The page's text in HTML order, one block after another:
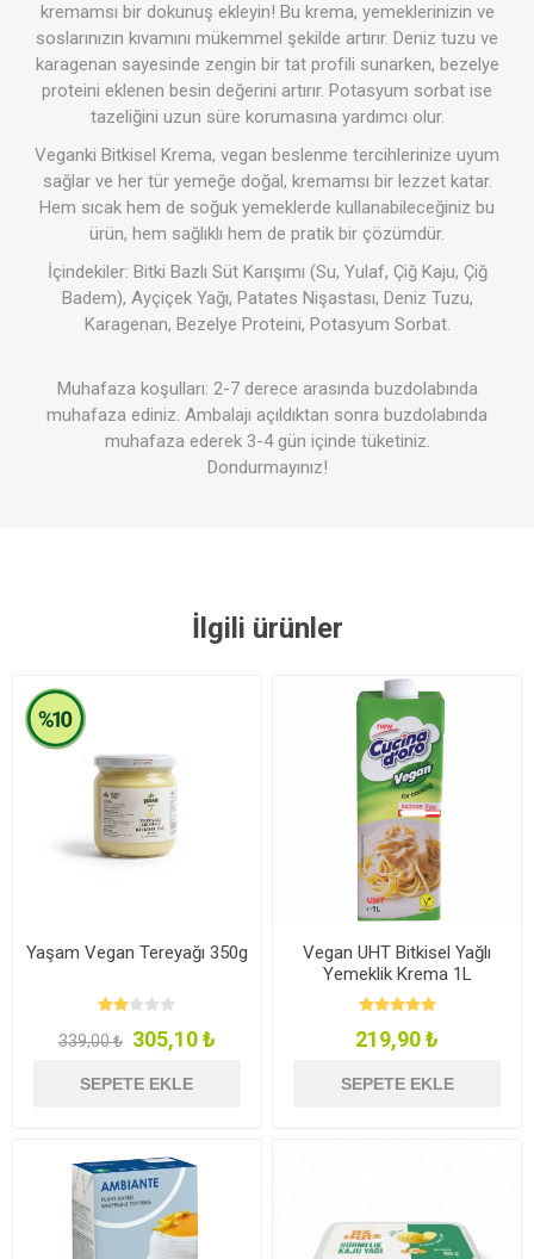
kremamsı bir dokunuş ekleyin! Bu krema, yemeklerinizin ve
soslarınızın kıvamını mükemmel şekilde artırır. Deniz tuzu ve
karagenan sayesinde zengin bir tat profili sunarken, bezelye
proteini eklenen besin değerini artırır. Potasyum sorbat ise
tazeliğini uzun süre korumasına yardımcı olur.
Veganki Bitkisel Krema, vegan beslenme tercihlerinize uyum
sağlar ve her tür yemeğe doğal, kremamsı bir lezzet katar.
Hem sıcak hem de soğuk yemeklerde kullanabileceğiniz bu
ürün, hem sağlıklı hem de pratik bir çözümdür.
İçindekiler: Bitki Bazlı Süt Karışımı (Su, Yulaf, Çiğ Kaju, Çiğ
Badem), Ayçiçek Yağı, Patates Nişastası, Deniz Tuzu,
Karagenan, Bezelye Proteini, Potasyum Sorbat.
Muhafaza koşulları: 2-7 derece arasında buzdolabında
muhafaza ediniz. Ambalajı açıldıktan sonra buzdolabında
muhafaza ederek 3-4 gün içinde tüketiniz.
Dondurmayınız!
İlgili ürünler
Yaşam Vegan Tereyağı 350g
339,00 ₺ 305,10 ₺
SEPETE EKLE
Vegan UHT Bitkisel Yağlı
Yemeklik Krema 1L
219,90 ₺
SEPETE EKLE